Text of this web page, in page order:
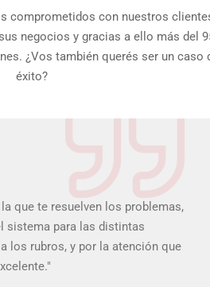
comprometidos con nuestros
negocios y gracias a ello más del
¿Vos también querés ser un caso
éxito?
que te resuelven los problemas,
sistema para las distintas
los rubros, y por la atención que